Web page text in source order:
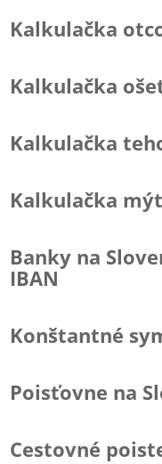
Kalkulačka
Kalkulačka
Kalkulačka
Kalkulačka
Banky na
IBAN
Konštantné
Poisťovne na
Cestovné